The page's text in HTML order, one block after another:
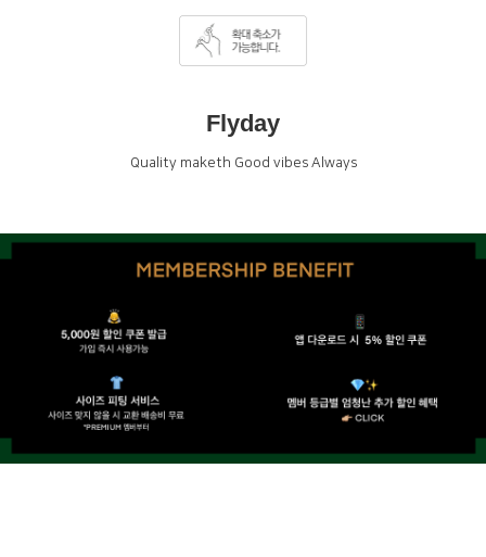
Flyday
Quality maketh Good vibes Always